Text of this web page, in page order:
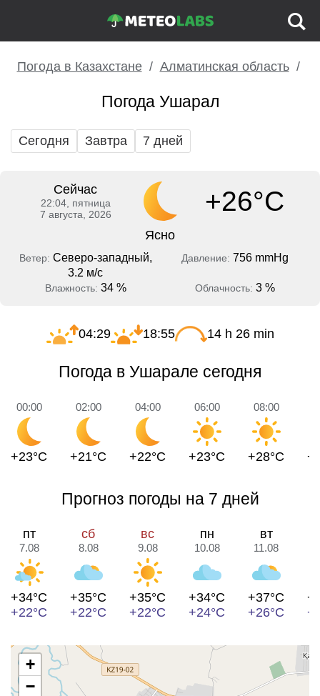
Погода в Казахстане Алматинская область
Погода Ушарал
Сегодня Завтра 7 дней
Сейчас
22:04, пятница
7 августа, 2026
+26°C
Ясно
Ветер: Северо-западный,
3.2 м/с
Давление: 756 mmHg
Влажность: 34 % Облачность: 3 %
04:29 18:55 14 h 26 min
Погода в Ушарале сегодня
00:00
+23°C
02:00
+21°C
04:00
+22°C
06:00
+23°C
08:00
+28°C
Прогноз погоды на 7 дней
пт
7.08
+34°C
+22°C
сб
8.08
+35°C
+22°C
вс
9.08
+35°C
+22°C
пн
10.08
+34°C
+24°C
вт
11.08
+37°C
+26°C
+
−